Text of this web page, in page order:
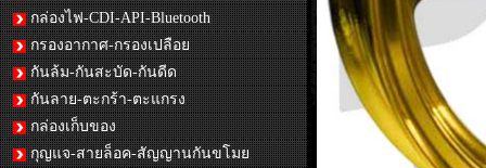
กล่องไฟ-CDI-API-Bluetooth
กรองอากาศ-กรองเปลือย
กันล้ม-กันสะบัด-กันดีด
กันลาย-ตะกร้า-ตะแกรง
กล่องเก็บของ
กุญแจ-สายล็อค-สัญญานกันขโมย